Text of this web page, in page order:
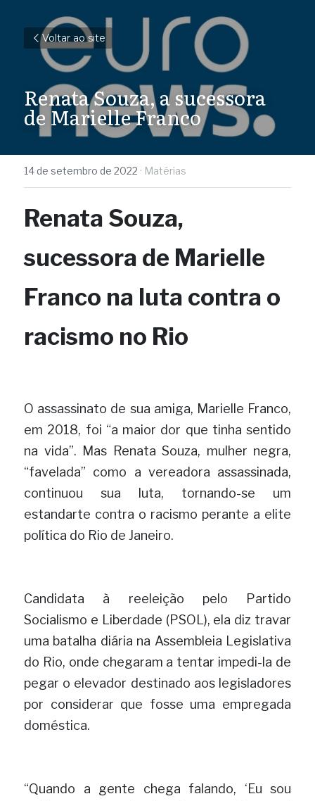
Voltar ao site
Renata Souza, a sucessora
de Marielle Franco
14 de setembro de 2022 · Matérias
Renata Souza,
sucessora de Marielle
Franco na luta contra o
racismo no Rio
O assassinato de sua amiga, Marielle Franco,
em 2018, foi “a maior dor que tinha sentido
na vida”. Mas Renata Souza, mulher negra,
“favelada” como a vereadora assassinada,
continuou sua luta, tornando-se um
estandarte contra o racismo perante a elite
política do Rio de Janeiro.
Candidata à reeleição pelo Partido
Socialismo e Liberdade (PSOL), ela diz travar
uma batalha diária na Assembleia Legislativa
do Rio, onde chegaram a tentar impedi-la de
pegar o elevador destinado aos legisladores
por considerar que fosse uma empregada
doméstica.
“Quando a gente chega falando, ‘Eu sou